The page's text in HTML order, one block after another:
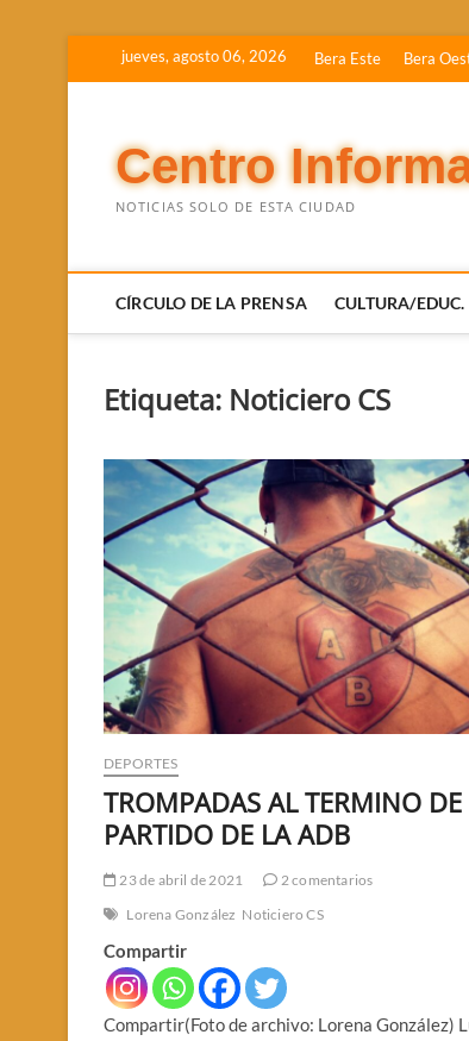
jueves, agosto 06, 2026 Bera Este Bera
Centro
NOTICIAS SOLO DE ESTA CIUDAD
CÍRCULO DE LA PRENSA CULTURA/EDUC.
Etiqueta: Noticiero CS
DEPORTES
TROMPADAS AL TERMINO
PARTIDO DE LA ADB
23 de abril de 2021
2 comentarios
Lorena González Noticiero CS
Compartir
Compartir(Foto de archivo: Lorena González)